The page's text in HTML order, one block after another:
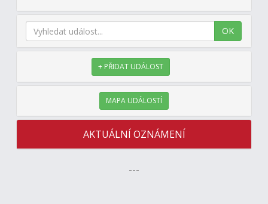
OK
+ PŘIDAT UDÁLOST
MAPA UDÁLOSTÍ
AKTUÁLNÍ OZNÁMENÍ
---